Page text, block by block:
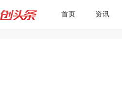
首页 资讯